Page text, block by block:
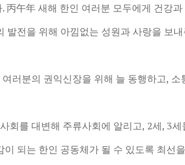
丙午年 새해 한인 여러분 모두에게 건강
발전을 위해 아낌없는 성원과 사랑을 보
러분의 권익신장을 위해 늘 동행하고,
회를 대변해 주류사회에 알리고, 2세, 3세
되는 한인 공동체가 될 수 있도록 최선